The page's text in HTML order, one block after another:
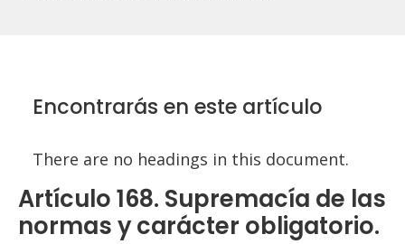
Encontrarás en este artículo
There are no headings in this document.
Artículo 168. Supremacía de las
normas y carácter obligatorio.